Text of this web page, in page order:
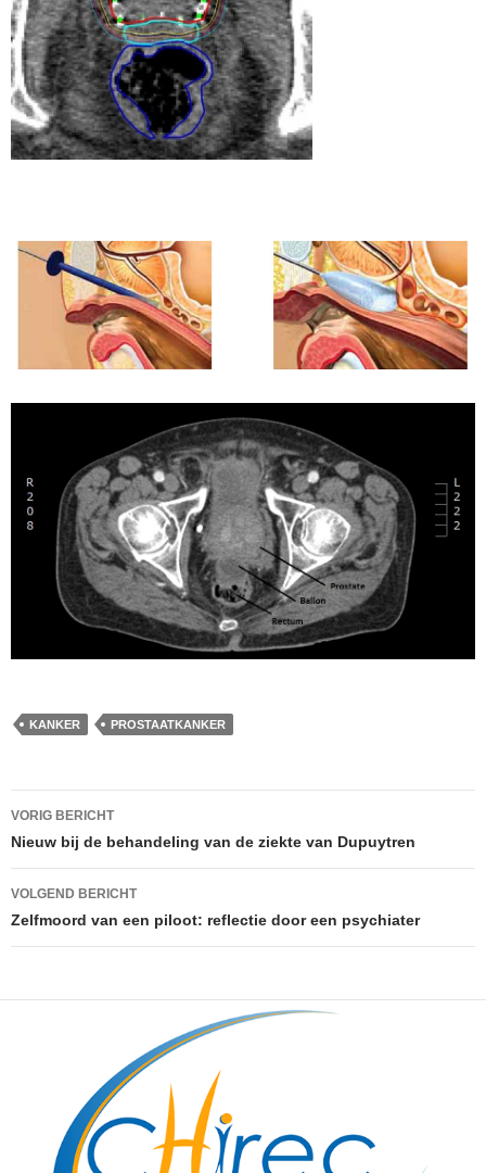
KANKER PROSTAATKANKER
Berichtnavigatie
VORIG BERICHT
Nieuw bij de behandeling van de ziekte van Dupuytren
VOLGEND BERICHT
Zelfmoord van een piloot: reflectie door een psychiater